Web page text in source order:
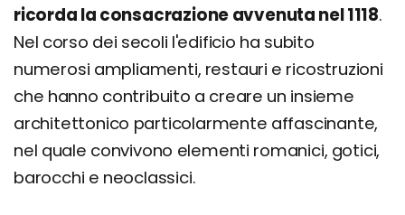
ricorda la consacrazione avvenuta nel 1118.
Nel corso dei secoli l'edificio ha subito
numerosi ampliamenti, restauri e ricostruzioni
che hanno contribuito a creare un insieme
architettonico particolarmente affascinante,
nel quale convivono elementi romanici, gotici,
barocchi e neoclassici.